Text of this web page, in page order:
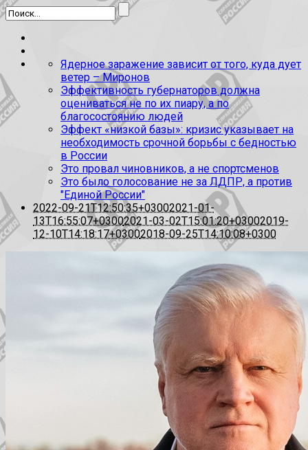
Ядерное заражение зависит от того, куда дует
ветер – Миронов
Эффективность губернаторов должна
оцениваться не по их пиару, а по
благосостоянию людей
Эффект «низкой базы»: кризис указывает на
необходимость срочной борьбы с бедностью
в России
Это провал чиновников, а не спортсменов
Это было голосование не за ЛДПР, а против
"Единой России"
2022-09-21T12:50:35+03002021-01-
13T16:55:07+03002021-03-02T15:01:20+03002019-
12-10T14:18:17+03002018-09-25T14:10:08+0300